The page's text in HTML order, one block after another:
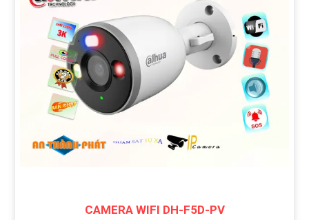
CAMERA WIFI DH-F5D-PV